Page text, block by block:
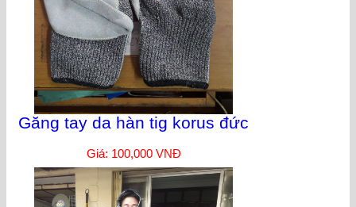
Găng tay da hàn tig korus đức
Giá: 100,000 VNĐ